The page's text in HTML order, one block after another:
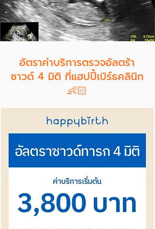
อัตราค่าบริการตรวจอัลตร้า
ซาวด์ 4 มิติ ที่แฮปปี้เบิร์ธคลินิก
👶🏻